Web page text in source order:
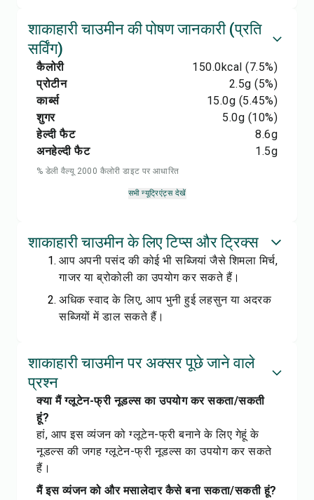
शाकाहारी चाउमीन की पोषण जानकारी (प्रति
सर्विंग)
कैलोरी 150.0kcal (7.5%)
प्रोटीन
2.5g (5%)
कार्ब्स
15.0g (5.45%)
शुगर
5.0g (10%)
हेल्दी फैट
8.6g
अनहेल्दी फैट
1.5g
% डेली वैल्यू 2000 कैलोरी डाइट पर आधारित
सभी न्यूट्रिएंट्स देखें
शाकाहारी चाउमीन के लिए टिप्स और ट्रिक्स
आप अपनी पसंद की कोई भी सब्जियां जैसे शिमला मिर्च,
गाजर या ब्रोकोली का उपयोग कर सकते हैं।
अधिक स्वाद के लिए, आप भुनी हुई लहसुन या अदरक
सब्जियों में डाल सकते हैं।
शाकाहारी चाउमीन पर अक्सर पूछे जाने वाले
प्रश्न
क्या मैं ग्लूटेन-फ्री नूडल्स का उपयोग कर सकता/सकती
हूं?
हां, आप इस व्यंजन को ग्लूटेन-फ्री बनाने के लिए गेहूं के
नूडल्स की जगह ग्लूटेन-फ्री नूडल्स का उपयोग कर सकते
हैं।
मैं इस व्यंजन को और मसालेदार कैसे बना सकता/सकती हूं?